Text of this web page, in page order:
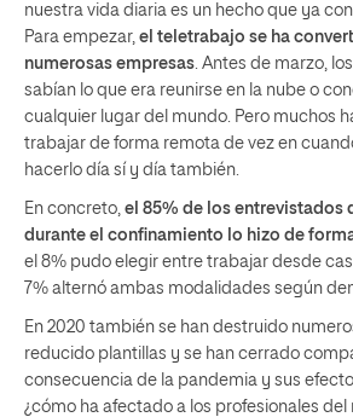
nuestra vida diaria es un hecho que ya
Para empezar, el teletrabajo se ha
numerosas empresas . Antes de marzo,
sabían lo que era reunirse en la nube o
cualquier lugar del mundo. Pero muchos
trabajar de forma remota de vez en
hacerlo día sí y día también.
En concreto, el 85% de los entrevistados
durante el confinamiento lo hizo de
el 8% pudo elegir entre trabajar desde
7% alternó ambas modalidades según
En 2020 también se han destruido
reducido plantillas y se han cerrado
consecuencia de la pandemia y sus
¿cómo ha afectado a los profesionales